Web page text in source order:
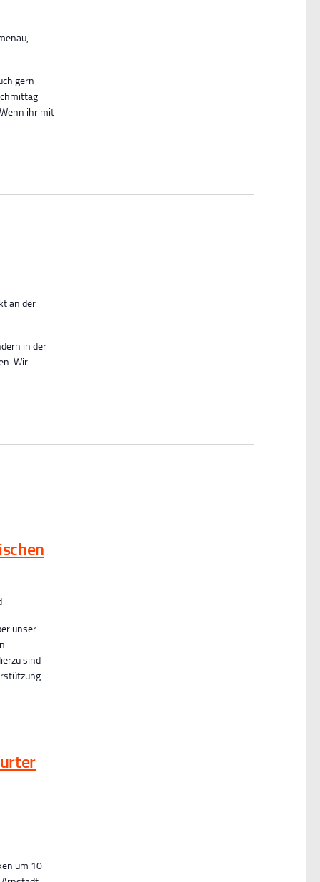
gern
ihr mit
an der
in der
Wir
unser
sind
um 10